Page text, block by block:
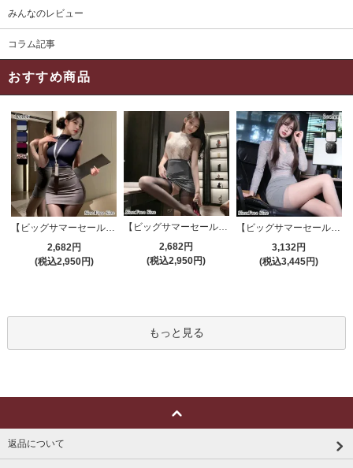
みんなのレビュー
コラム記事
おすすめ商品
【ビッグサマーセール対象品】セクシーコスプレ(SEXYCOSPLAY) 4421
2,682円
(税込2,950円)
【ビッグサマーセール対象品】セクシーコスプレ(SEXYCOSPLAY) 4191
2,682円
(税込2,950円)
【ビッグサマーセール対象品】セクシーコスプレ(SEXYCOSPLAY) 4173
3,132円
(税込3,445円)
もっと見る
返品について